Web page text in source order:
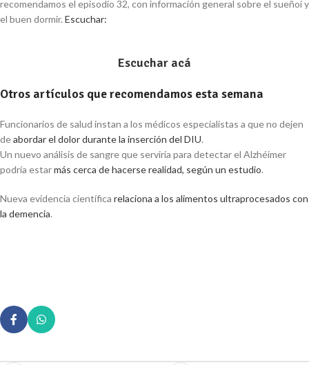
recomendamos el episodio 32, con información general sobre el sueñoi y
el buen dormir. Escuchar:
Escuchar acá
Otros artículos que recomendamos esta semana
Funcionarios de salud instan a los médicos especialistas a que no dejen
deabordar el dolor durante la inserción del DIU.
Un nuevo análisis de sangre que serviría para detectar el Alzhéimer
podría estarmás cerca de hacerse realidad, según un estudio.
Nueva evidencia científica relaciona a los alimentos ultraprocesados con
la demencia.